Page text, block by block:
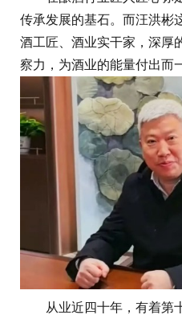
传承发展的基石。而汪洪彬
酒工匠、酒业实干家，深厚
察力，为酒业的能量付出而
从业近四十年，有着第